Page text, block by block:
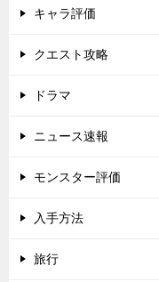
キャラ評価
クエスト攻略
ドラマ
ニュース速報
モンスター評価
入手方法
旅行